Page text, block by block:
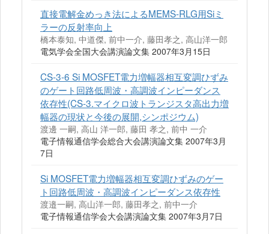
直接電解金めっき法によるMEMS‐RLG用Siミ
ラーの反射率向上
橋本泰知, 中道傑, 前中一介, 藤田孝之, 高山洋一郎
電気学会全国大会講演論文集 2007年3月15日
CS-3-6 Si MOSFET電力増幅器相互変調ひずみ
のゲート回路低周波・高調波インピーダンス
依存性(CS-3.マイクロ波トランジスタ高出力増
幅器の現状と今後の展開,シンポジウム)
渡邊 一嗣, 高山 洋一郎, 藤田 孝之, 前中 一介
電子情報通信学会総合大会講演論文集 2007年3月
7日
Si MOSFET電力増幅器相互変調ひずみのゲー
ト回路低周波・高調波インピーダンス依存性
渡邉一嗣, 高山洋一郎, 藤田孝之, 前中一介
電子情報通信学会大会講演論文集 2007年3月7日